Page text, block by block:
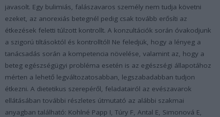
javasolt. Egy bulimiás, falászavaros személy nem tudja követni
ezeket, az anorexiás betegnél pedig csak tovább erősíti az
étkezések feletti túlzott kontrollt. A konzultációk során óvakodjunk
a szigorú tiltásoktól és kontrolltól! Ne feledjük, hogy a lényeg a
tanácsadás során a kompetencia növelése, valamint az, hogy a
beteg egészségügyi probléma esetén is az egészségi állapotához
mérten a lehető legváltozatosabban, legszabadabban tudjon
étkezni. A dietetikus szerepéről, feladatairól az evészavarok
ellátásában további részletes útmutató az alábbi szakmai
anyagban található: Kohlné Papp I, Túry F, Antal E, Simonová E,